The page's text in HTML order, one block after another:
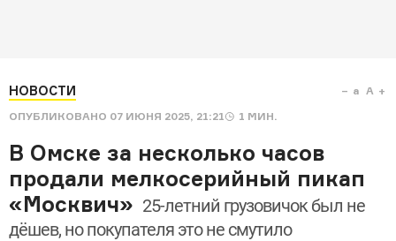
НОВОСТИ
ОПУБЛИКОВАНО 07 ИЮНЯ 2025, 21:21 1 МИН.
a A
В Омске за несколько часов
продали мелкосерийный пикап
«Москвич» 25-летний грузовичок был не
дёшев, но покупателя это не смутило